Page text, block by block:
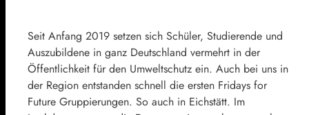
Seit Anfang 2019 setzen sich Schüler, Studierende und
Auszubildene in ganz Deutschland vermehrt in der
Öffentlichkeit für den Umweltschutz ein. Auch bei uns in
der Region entstanden schnell die ersten Fridays for
Future Gruppierungen. So auch in Eichstätt. Im